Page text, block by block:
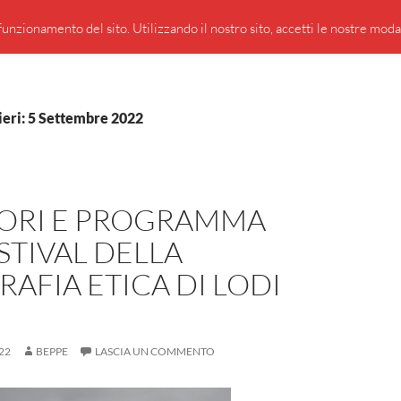
PRESENTAZIONE DI GIUSEPPE BORSOI
5 Settembre 2022
E PROGRAMMA
DELLA
ETICA DI LODI
BEPPE LASCIA UN COMMENTO
del sito. Utilizzando il nostro sito, accetti le nostre